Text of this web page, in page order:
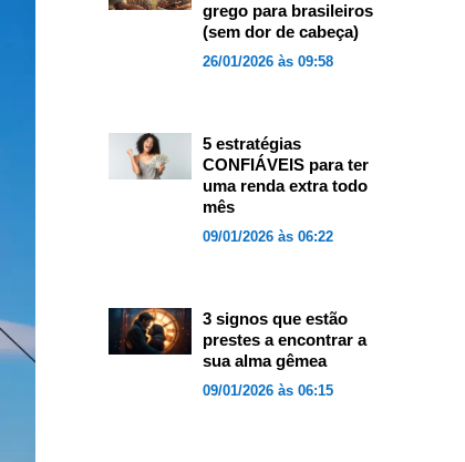
grego para brasileiros
(sem dor de cabeça)
26/01/2026 às 09:58
5 estratégias
CONFIÁVEIS para ter
uma renda extra todo
mês
09/01/2026 às 06:22
3 signos que estão
prestes a encontrar a
sua alma gêmea
09/01/2026 às 06:15